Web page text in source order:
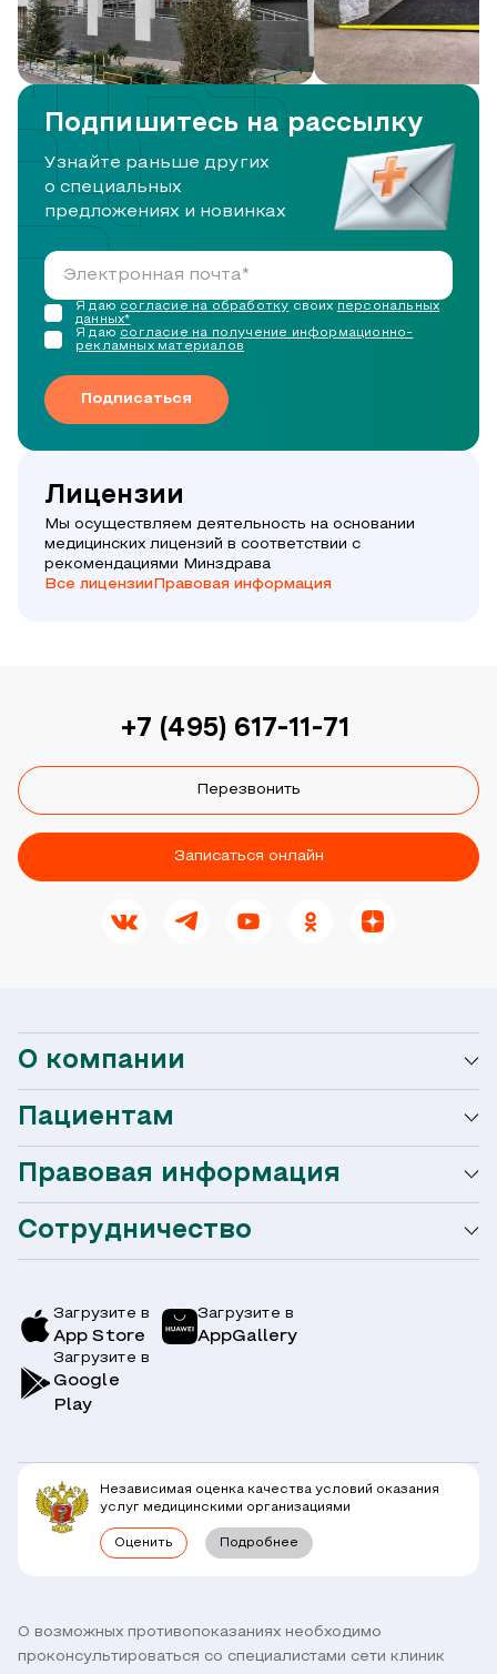
Подпишитесь на рассылку
Узнайте раньше других
о специальных
предложениях и новинках
Подписаться
Я даю согласие на обработку своих персональных
данных*
Я даю согласие на получение информационно-
рекламных материалов
Лицензии
Мы осуществляем деятельность на основании
медицинских лицензий в соответствии с
рекомендациями Минздрава
Все лицензии Правовая информация
+7 (495) 617-11-71
Перезвонить
Записаться онлайн
О компании
О сети Ниармедик
Услуги и цены
Врачи
Клиники
Комплексные программы
Наши партнеры и клиенты
Пациентам
Мобильное приложение
Акции
Симптомы
Правовая информация
Горячая линия / контроль качества
Связь с директором
Правовая информация
Оформление налогового вычета
Вопрос-Ответ по ОМС
Прямое прикрепление сотрудников
Договор оферты
Сотрудничество
О возможных противопоказаниях необходимо
проконсультироваться со специалистами сети клиник
Загрузите в
App Store
Загрузите в
AppGallery
Загрузите в
Google
Play
Независимая оценка качества условий оказания
услуг медицинскими организациями
Оценить Подробнее